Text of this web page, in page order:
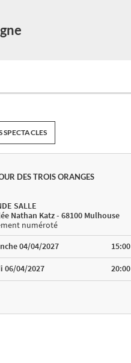
SPECTACLES
DES TROIS ORANGES
SALLE
Nathan Katz - 68100 Mulhouse
numéroté
04/04/2027
15:00
06/04/2027 20:00